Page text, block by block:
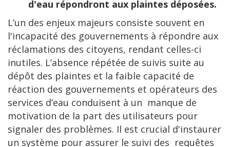
d'eau répondront aux plaintes déposées.
L’un des enjeux majeurs consiste souvent en
l'incapacité des gouvernements à répondre aux
réclamations des citoyens, rendant celles-ci
inutiles. L’absence répétée de suivis suite au
dépôt des plaintes et la faible capacité de
réaction des gouvernements et opérateurs des
services d’eau conduisent à un manque de
motivation de la part des utilisateurs pour
signaler des problèmes. Il est crucial d'instaurer
un système pour assurer le suivi des requêtes